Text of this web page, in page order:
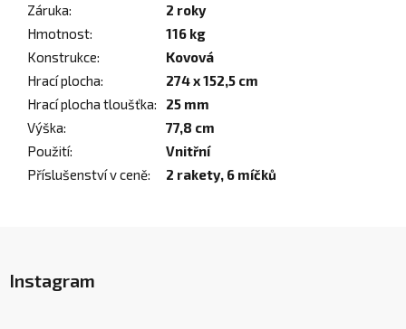
Záruka:
2 roky
Hmotnost:
116 kg
Konstrukce:
Kovová
Hrací plocha:
274 x 152,5 cm
Hrací plocha tloušťka:
25 mm
Výška:
77,8 cm
Použití:
Vnitřní
Příslušenství v ceně: 2 rakety, 6 míčků
pInstagram